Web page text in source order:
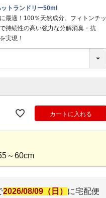
トランドリー50ml
最適！100％天然成分。フィトンチッ
持続性の高い強力な分解消臭・抗
実現！
カートに入れる
～60cm
2026/08/09（日） に宅配便